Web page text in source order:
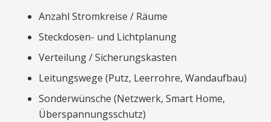
Anzahl Stromkreise / Räume
Steckdosen- und Lichtplanung
Verteilung / Sicherungskasten
Leitungswege (Putz, Leerrohre, Wandaufbau)
Sonderwünsche (Netzwerk, Smart Home,
Überspannungsschutz)